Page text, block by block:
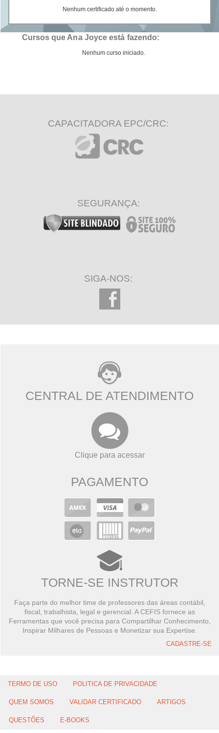
Nenhum certificado até o momento.
Cursos que Ana Joyce está fazendo:
Nenhum curso iniciado.
CAPACITADORA EPC/CRC:
SEGURANÇA:
SIGA-NOS:
CENTRAL DE ATENDIMENTO
Clique para acessar
PAGAMENTO
TORNE-SE INSTRUTOR
Faça parte do melhor time de professores das áreas contábil,
fiscal, trabalhista, legal e gerencial. A CEFIS fornece as
Ferramentas que você precisa para Compartilhar Conhecimento,
Inspirar Milhares de Pessoas e Monetizar sua Expertise.
CADASTRE-SE
TERMO DE USO POLITICA DE PRIVACIDADE
QUEM SOMOS VALIDAR CERTIFICADO ARTIGOS
QUESTÕES E-BOOKS